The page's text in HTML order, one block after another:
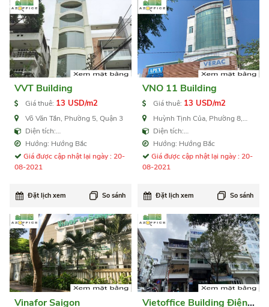
VVT Building
Giá thuê: 13 USD/m2
Võ Văn Tần, Phường 5, Quận 3
Diện tích:
210,420,630,840,1.100 m2
Hướng: Hướng Bắc
Giá được cập nhật lại ngày : 20-
08-2021
Đặt lịch xem So sánh
VNO 11 Building
Giá thuê: 13 USD/m2
Huỳnh Tịnh Của, Phường 8,
Quận 3Diện tích:
95,150,185,370,555,740,985 m2
Hướng: Hướng Bắc
Giá được cập nhật lại ngày : 20-
08-2021
Đặt lịch xem So sánh
Vinafor Saigon Vietoffice Building Điện